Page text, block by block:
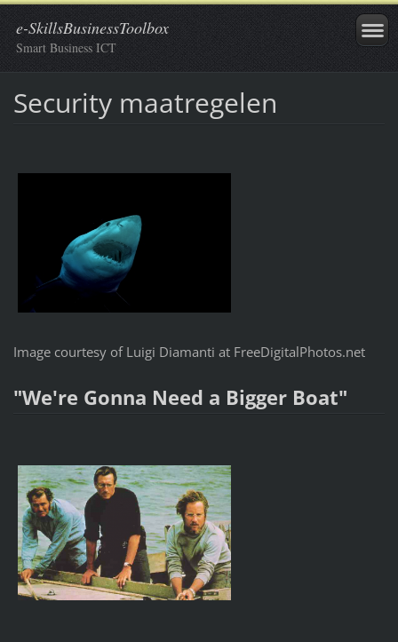
e-SkillsBusinessToolbox
Smart Business ICT
Security maatregelen
Image courtesy of Luigi Diamanti at FreeDigitalPhotos.net
"We're Gonna Need a Bigger Boat"